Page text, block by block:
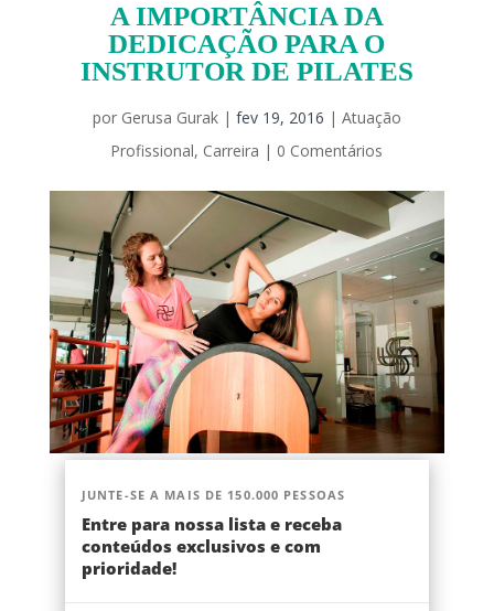
A IMPORTÂNCIA DA
DEDICAÇÃO PARA O
INSTRUTOR DE PILATES
por Gerusa Gurak| fev 19, 2016 | Atuação
Profissional, Carreira | 0 Comentários
JUNTE-SE A MAIS DE 150.000 PESSOAS
Entre para nossa lista e receba
conteúdos exclusivos e com
prioridade!